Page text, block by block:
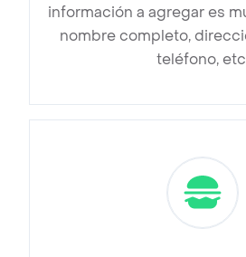
información a agregar es
nombre completo,
teléfono,